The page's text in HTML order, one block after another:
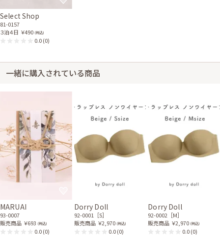
Select Shop
81-0157
３泊４日 ￥490 (税込)
0.0(0)
一緒に購入されている商品
MARUAI
93-0007
販売商品 ￥693 (税込)
0.0(0)
Dorry Doll
92-0001［S］
販売商品 ￥2,970 (税込)
0.0(0)
Dorry Doll
92-0002［M］
販売商品 ￥2,970 (税込)
0.0(0)